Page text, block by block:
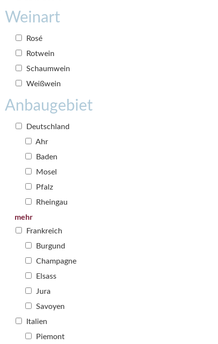
Weinart
Rosé
Rotwein
Schaumwein
Weißwein
Anbaugebiet
Deutschland
Ahr
Baden
Mosel
Pfalz
Rheingau
mehr
Frankreich
Burgund
Champagne
Elsass
Jura
Savoyen
Italien
Piemont